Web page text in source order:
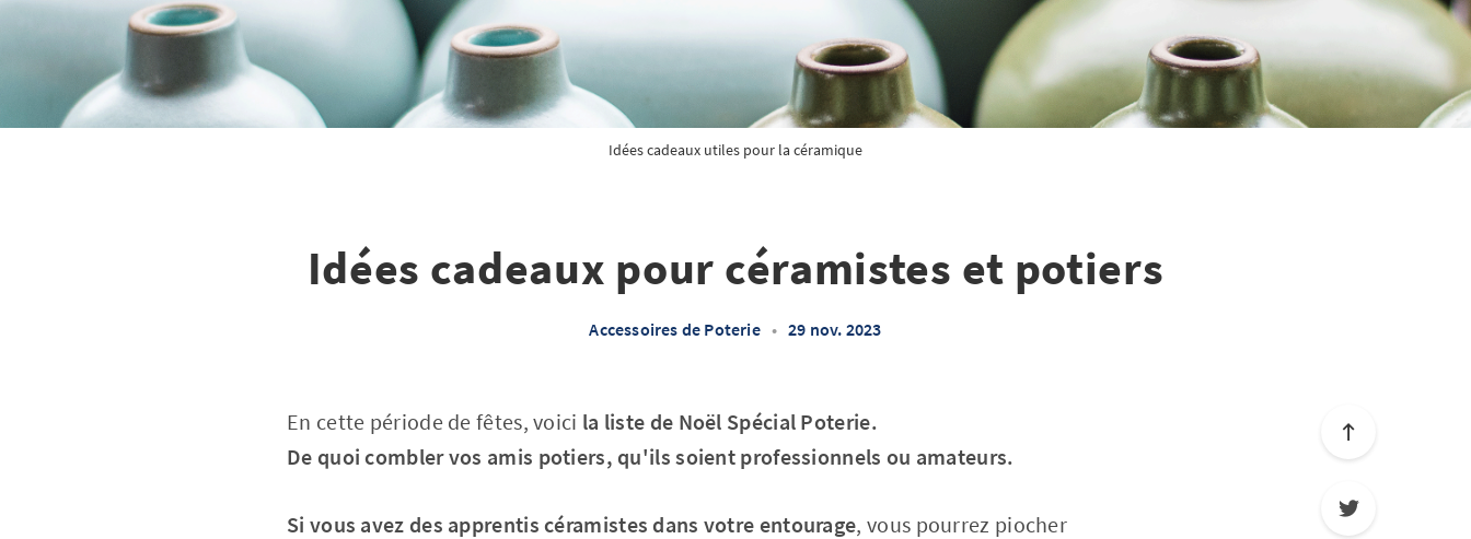
Idées cadeaux utiles pour la céramique
Idées cadeaux pour céramistes et potiers
Accessoires de Poterie • 29 nov. 2023
En cette période de fêtes, voici la liste de Noël Spécial Poterie.
De quoi combler vos amis potiers, qu'ils soient professionnels ou amateurs.
Si vous avez des apprentis céramistes dans votre entourage, vous pourrez piocher